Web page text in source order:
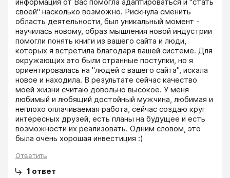
своей" насколько возможно. Рискнула сменить
область деятельности, был уникальный момент -
научилась новому, образ мышления новой индустрии
помогли понять книги из вашего сайта и люди,
которых я встретила благодаря вашей системе. Для
окружающих это были странные поступки, но я
ориентировалась на "людей с вашего сайта", искала
новое и находила. В результате сейчас качество
моей жизни считаю довольно высокое. У меня
любимый и любящий достойный мужчина, любимая и
неплохо оплачиваемая работа, сейчас создаю круг
интересных друзей, есть планы на будущее и есть
возможности их реализовать. Одним словом, это
была очень хорошая инвестиция :)
Ответить
1 ответ